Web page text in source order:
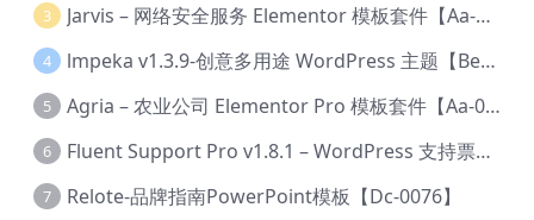
3 Jarvis – 网络安全服务 Elementor 模板套件【Aa-0035】
4 lmpeka v1.3.9-创意多用途 WordPress 主题【Be-0064】
5 Agria – 农业公司 Elementor Pro 模板套件【Aa-0003】
6 Fluent Support Pro v1.8.1 – WordPress 支持票务系统【Cc-0041】
7 Relote-品牌指南PowerPoint模板【Dc-0076】